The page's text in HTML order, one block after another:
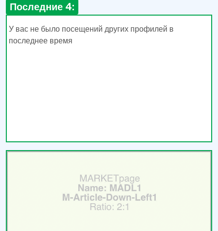
Последние 4:
У вас не было посещений других профилей в
последнее время